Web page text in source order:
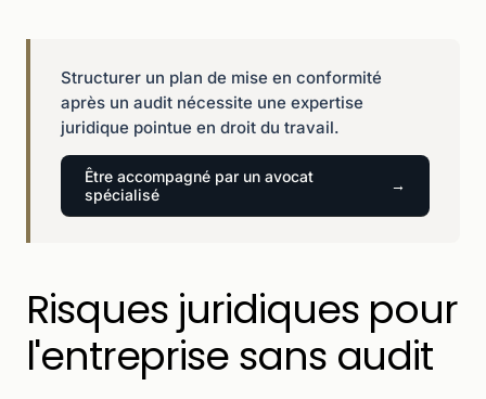
Structurer un plan de mise en conformité
après un audit nécessite une expertise
juridique pointue en droit du travail.
Être accompagné par un avocat
spécialisé
Risques juridiques pour
l'entreprise sans audit